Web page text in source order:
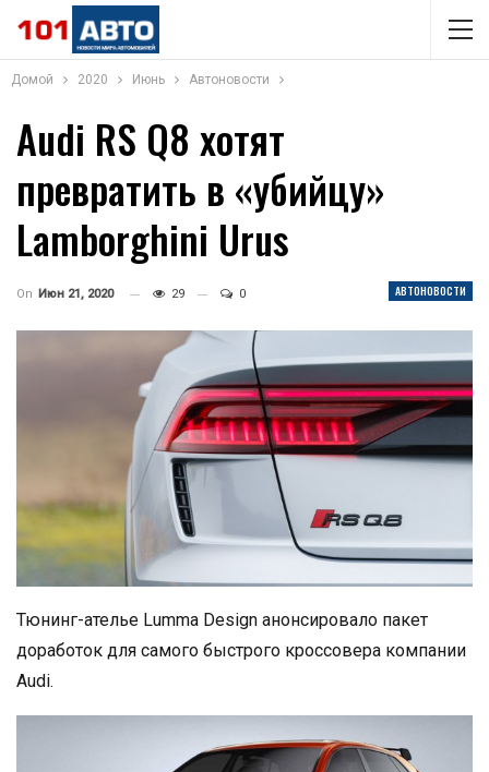
Домой 2020 Июнь Автоновости
Audi RS Q8 хотят
превратить в «убийцу»
Lamborghini Urus
АВТОНОВОСТИ
On Июн 21, 2020 29 0
Тюнинг-ателье Lumma Design анонсировало пакет
доработок для самого быстрого кроссовера компании
Audi.